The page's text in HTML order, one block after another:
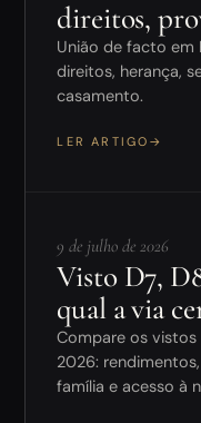
direitos,
União de facto em
direitos, herança,
casamento.
LER ARTIGO →
9 de julho de 2026
Visto D7,
qual a via
Compare os vistos
2026:
família e acesso à